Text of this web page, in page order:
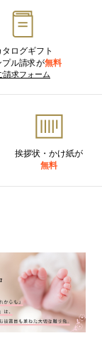
タログギフト
プル請求が無料
請求フォーム
挨拶状・かけ紙が
無料